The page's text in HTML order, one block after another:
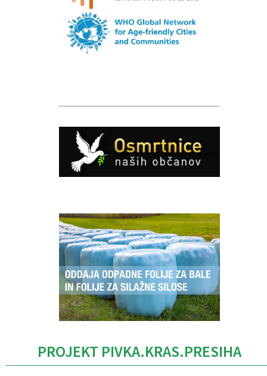
PROJEKT PIVKA.KRAS.PRESIHA